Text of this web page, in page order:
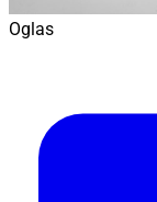
Oglas